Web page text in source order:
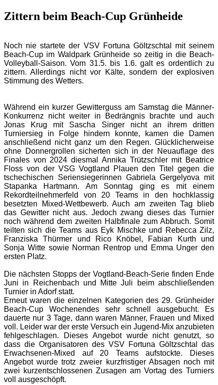
Zittern beim Beach-Cup Grünheide
Noch nie startete der VSV Fortuna Göltzschtal mit seinem
Beach-Cup im Waldpark Grünheide so zeitig in die Beach-
Volleyball-Saison. Vom 31.5. bis 1.6. galt es ordentlich zu
zittern. Allerdings nicht vor Kälte, sondern der explosiven
Stimmung des Wetters.
Während ein kurzer Gewitterguss am Samstag die Männer-
Konkurrenz nicht weiter in Bedrängnis brachte und auch
Jonas Krug mit Sascha Singer nicht an ihrem dritten
Turniersieg in Folge hindern konnte, kamen die Damen
anschließend nicht ganz um den Regen. Glücklicherweise
ohne Donnergrollen sicherten sich in der Neuauflage des
Finales von 2024 diesmal Annika Trützschler mit Beatrice
Floss von der VSG Vogtland Plauen den Titel gegen die
tschechischen Seriensiegerinnen Gabriela Gergelyova mit
Stapanka Hartmann. Am Sonntag ging es mit einem
Rekordteilnehmerfeld von 20 Teams in den hochklassig
besetzten Mixed-Wettbewerb. Auch am zweiten Tag blieb
das Gewitter nicht aus. Jedoch zwang dieses das Turnier
noch während dem zweiten Halbfinale zum Abbruch. Somit
teilten sich die Teams aus Eyk Mischke und Rebecca Zilz,
Franziska Thürmer und Rico Knöbel, Fabian Kurth und
Sonja Witte sowie Norman Rentrop und Emma Unger den
ersten Platz.
Die nächsten Stopps der Vogtland-Beach-Serie finden Ende
Juni in Reichenbach und Mitte Juli beim abschließenden
Turnier in Adorf statt.
Erneut waren die einzelnen Kategorien des 29. Grünheider
Beach-Cup Wochenendes sehr schnell ausgebucht. Es
dauerte nur 3 Tage, dann waren Männer, Frauen und Mixed
voll. Leider war der erste Versuch ein Jugend-Mix anzubieten
fehlgeschlagen. Dieses Angebot wurde nicht genutzt, so
dass die Organisatoren des VSV Fortuna Göltzschtal das
Erwachsenen-Mixed auf 20 Teams aufstockte. Dieses
Angebot wurde trotz zweier kurzfristiger Absagen noch mit
zwei kurzentschlossenen Zusagen am Vortag des Turniers
voll ausgeschöpft.